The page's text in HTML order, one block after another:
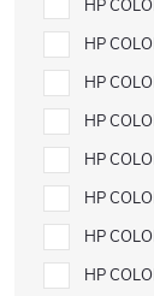
HP
HP
HP
HP
HP
HP
HP
HP